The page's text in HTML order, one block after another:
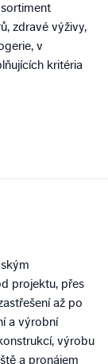
zdravé výživy,
v
kritéria
projektu, přes
až po
a výrobní
výrobu
a pronájem